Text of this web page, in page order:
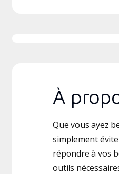
À
Que vous ayez
simplement
répondre à vos
outils